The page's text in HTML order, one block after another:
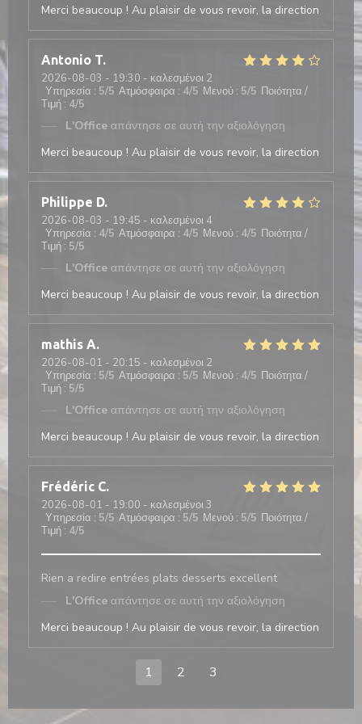
Merci beaucoup ! Au plaisir de vous revoir, la direction
Antonio T
2026-08-03 - 19:30 - καλεσμένοι 2
Υπηρεσία : 5/5 Ατμόσφαιρα : 4/5 Μενού : 5/5 Ποιότητα /
Τιμή : 4/5
L'Office απάντησε σε αυτή την αξιολόγηση
Merci beaucoup ! Au plaisir de vous revoir, la direction
Philippe D
2026-08-03 - 19:45 - καλεσμένοι 4
Υπηρεσία : 4/5 Ατμόσφαιρα : 4/5 Μενού : 4/5 Ποιότητα /
Τιμή : 5/5
L'Office απάντησε σε αυτή την αξιολόγηση
Merci beaucoup ! Au plaisir de vous revoir, la direction
mathis A
2026-08-01 - 20:15 - καλεσμένοι 2
Υπηρεσία : 5/5 Ατμόσφαιρα : 5/5 Μενού : 4/5 Ποιότητα /
Τιμή : 5/5
L'Office απάντησε σε αυτή την αξιολόγηση
Merci beaucoup ! Au plaisir de vous revoir, la direction
Frédéric C
2026-08-01 - 19:00 - καλεσμένοι 3
Υπηρεσία : 5/5 Ατμόσφαιρα : 5/5 Μενού : 5/5 Ποιότητα /
Τιμή : 4/5
Rien a redire entrées plats desserts excellent
L'Office απάντησε σε αυτή την αξιολόγηση
Merci beaucoup ! Au plaisir de vous revoir, la direction
1 2 3